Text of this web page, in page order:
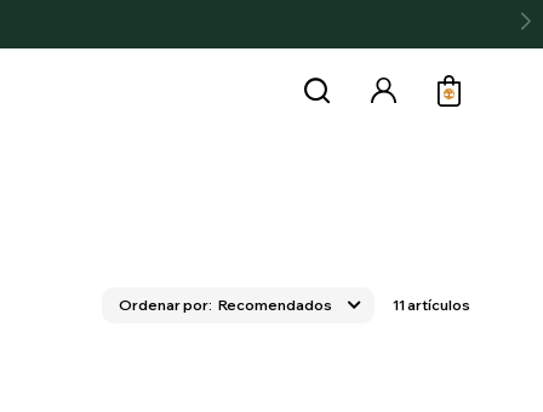
Recomendados 11 artículos